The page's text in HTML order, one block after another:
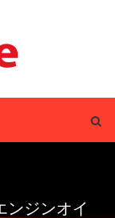
ジンオイ